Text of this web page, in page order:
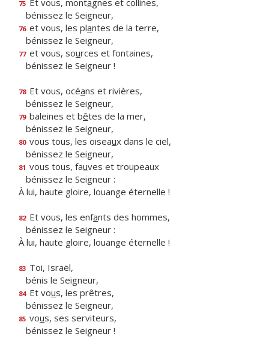
75 Et vous, montagnes et collines,
bénissez le Seigneur,
76 et vous, les plantes de la terre,
bénissez le Seigneur,
77 et vous, sources et fontaines,
bénissez le Seigneur !
78 Et vous, océans et rivières,
bénissez le Seigneur,
79 baleines et bêtes de la mer,
bénissez le Seigneur,
80 vous tous, les oiseaux dans le ciel,
bénissez le Seigneur,
81 vous tous, fauves et troupeaux
bénissez le Seigneur :
À lui, haute gloire, louange éternelle !
82 Et vous, les enfants des hommes,
bénissez le Seigneur :
À lui, haute gloire, louange éternelle !
83 Toi, Israël,
bénis le Seigneur,
84 Et vous, les prêtres,
bénissez le Seigneur,
85 vous, ses serviteurs,
bénissez le Seigneur !